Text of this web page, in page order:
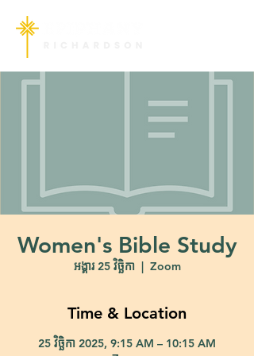
Women's Bible Study
អង្គារ 25 វិច្ឆិកា
  |
Zoom
Time & Location
25 វិច្ឆិកា 2025, 9:15 AM – 10:15 AM